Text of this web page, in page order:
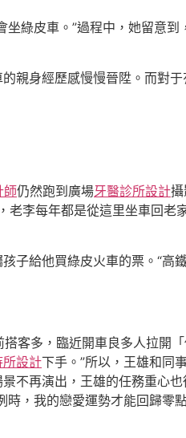
綠皮車。”過程中，她留意
親身經歷感慢慢晉陞。而對
師仍然跑到廣場牙醫診所設計
老李每年都是從這里坐車回老
子給他買綠皮火車的票。“高
客多，臨近開車良多人拉開
設計下手。”所以，王雄和同
不再演出，王雄的任務重心
時，我的戀愛運勢才能回歸零